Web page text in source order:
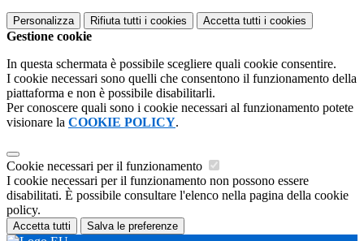
Personalizza Rifiuta tutti i cookies Accetta tutti i cookies
Gestione cookie
In questa schermata è possibile scegliere quali cookie consentire.
I cookie necessari sono quelli che consentono il funzionamento della
piattaforma e non è possibile disabilitarli.
Per conoscere quali sono i cookie necessari al funzionamento potete
visionare la COOKIE POLICY.
Cookie necessari per il funzionamento
I cookie necessari per il funzionamento non possono essere
disabilitati. È possibile consultare l'elenco nella pagina della cookie
policy.
Accetta tutti Salva le preferenze